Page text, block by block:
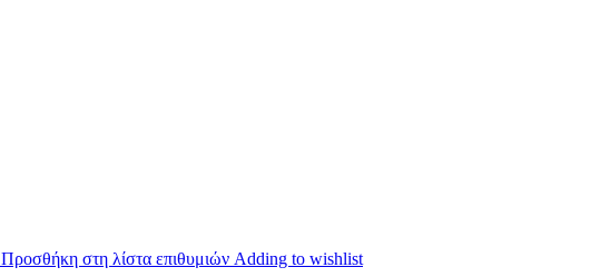
Προσθήκη στη λίστα επιθυμιών Adding to wishlist